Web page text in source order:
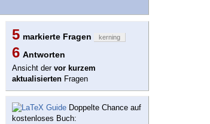
5 markierte Fragen kerning
6 Antworten
Ansicht der vor kurzem
aktualisierten Fragen
Doppelte Chance auf
kostenloses Buch: